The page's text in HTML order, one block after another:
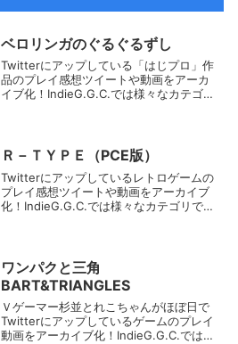
ベロリンガのぐるぐるずし
Twitterにアップしている「はじプロ」作
品のプレイ感想ツイートや動画をアーカ
イブ化！IndieG.G.C.では様々なカテゴリ
Ｒ－ＴＹＰＥ（PCE版）
Twitterにアップしているレトロゲームの
プレイ感想ツイートや動画をアーカイブ
化！IndieG.G.C.では様々なカテゴリでプ
ワンパクと三角
BART&TRIANGLES
Ｖゲーマー杉並とれこちゃんがほぼ日で
Twitterにアップしているゲームのプレイ
動画をアーカイブ化！IndieG.G.C.では